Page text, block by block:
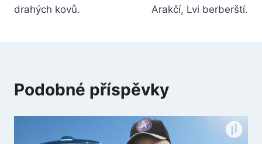
drahých kovů.
Arakčí, Lvi berberští.
Podobné příspěvky